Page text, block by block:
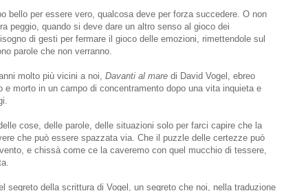
bello per essere vero, qualcosa deve per forza succedere. O non
peggio, quando si deve dare un altro senso al gioco dei
di gesti per fermare il gioco delle emozioni, rimettendole sul
parole che non verranno.
molto più vicini a noi, Davanti al mare di David Vogel, ebreo
e morto in un campo di concentramento dopo una vita inquieta e
cose, delle parole, delle situazioni solo per farci capire che la
che può essere spazzata via. Che il puzzle delle certezze può
e chissà come ce la caveremo con quel mucchio di tessere,
segreto della scrittura di Vogel, un segreto che noi, nella traduzione